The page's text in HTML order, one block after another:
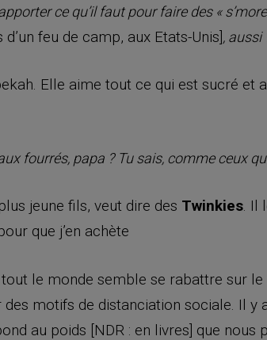
ce qu’il faut pour faire des «
feu de camp, aux Etats-Unis], aussi
Elle aime tout ce qui est sucré
fourrés, papa ? Tu sais, comme ceux
jeune fils, veut dire des Twinkies. Il
que j’en achète
tout le monde semble se rabattre sur
motifs de distanciation sociale. Il y
au poids [NDR : en livres] que nous